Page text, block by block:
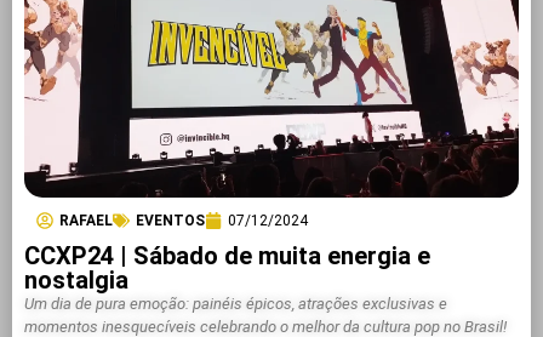
RAFAEL EVENTOS 07/12/2024
CCXP24 | Sábado de muita energia e
nostalgia
Um dia de pura emoção: painéis épicos, atrações exclusivas e
momentos inesquecíveis celebrando o melhor da cultura pop no Brasil!